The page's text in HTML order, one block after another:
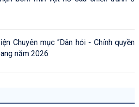
Chuyên mục “Dân hỏi - Chính quyền
năm 2026